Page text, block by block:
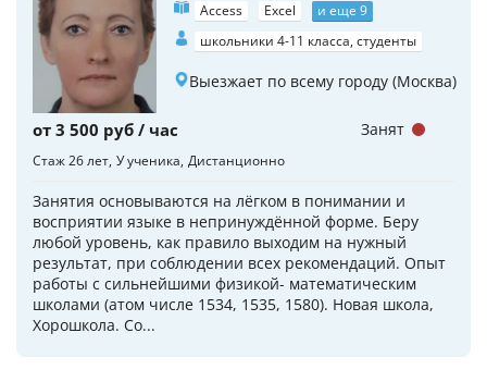
Access Excel
и еще 9
школьники 4-11 класса, студенты
Выезжает по всему городу (Москва)
от 3 500 руб / час
Стаж 26 лет У ученика Дистанционно
Занятия основываются на лёгком в понимании и
восприятии языке в непринуждённой форме. Беру
любой уровень, как правило выходим на нужный
результат, при соблюдении всех рекомендаций. Опыт
работы с сильнейшими физикой- математическим
школами (атом числе 1534, 1535, 1580). Новая школа,
Хорошкола. Со...
Занят